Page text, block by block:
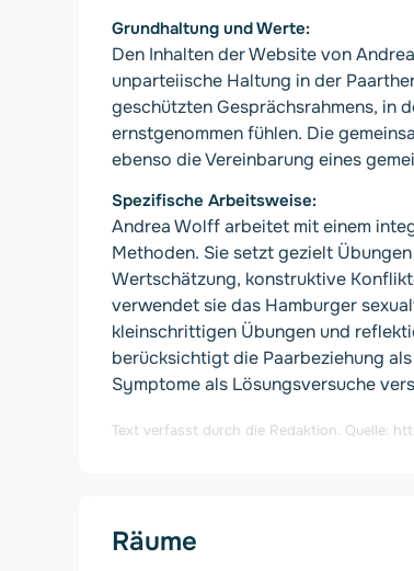
Grundhaltung und Werte
Den Inhalten der Website von
unparteiische Haltung in der
geschützten Gesprächsrahmens, in
ernstgenommen fühlen. Die
ebenso die Vereinbarung eines
Spezifische Arbeitsweise
Andrea Wolff arbeitet mit einem
Methoden. Sie setzt gezielt
Wertschätzung, konstruktive
verwendet sie das Hamburger
kleinschrittigen Übungen und
berücksichtigt die Paarbeziehung
Symptome als Lösungsversuche
Text verfasst durch die Redaktion. Quelle:
Räume